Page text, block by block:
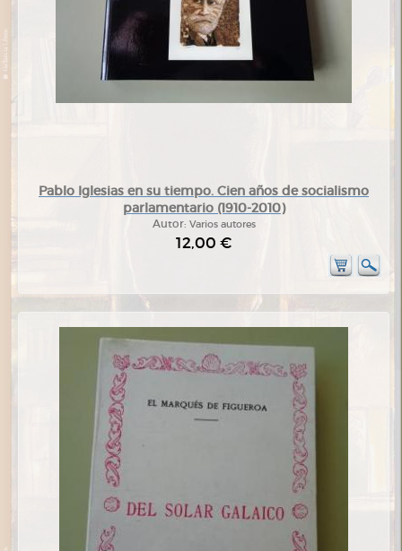
Pablo Iglesias en su tiempo. Cien años de socialismo
parlamentario (1910-2010)
Autor: Varios autores
12,00 €